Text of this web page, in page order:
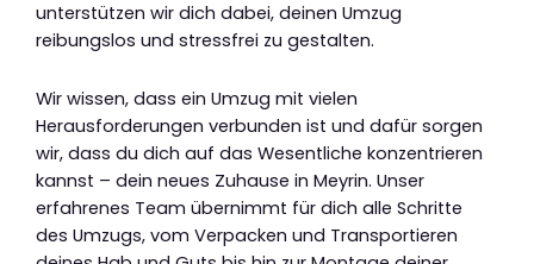
unterstützen wir dich dabei, deinen Umzug
reibungslos und stressfrei zu gestalten.
Wir wissen, dass ein Umzug mit vielen
Herausforderungen verbunden ist und dafür sorgen
wir, dass du dich auf das Wesentliche konzentrieren
kannst – dein neues Zuhause in Meyrin. Unser
erfahrenes Team übernimmt für dich alle Schritte
des Umzugs, vom Verpacken und Transportieren